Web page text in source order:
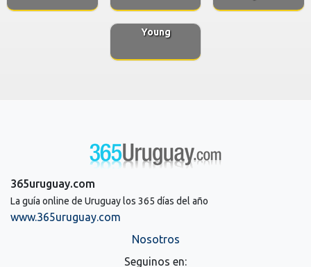
Young
365uruguay.com
La guía online de Uruguay los 365 días del año
www.365uruguay.com
Nosotros
Seguinos en: